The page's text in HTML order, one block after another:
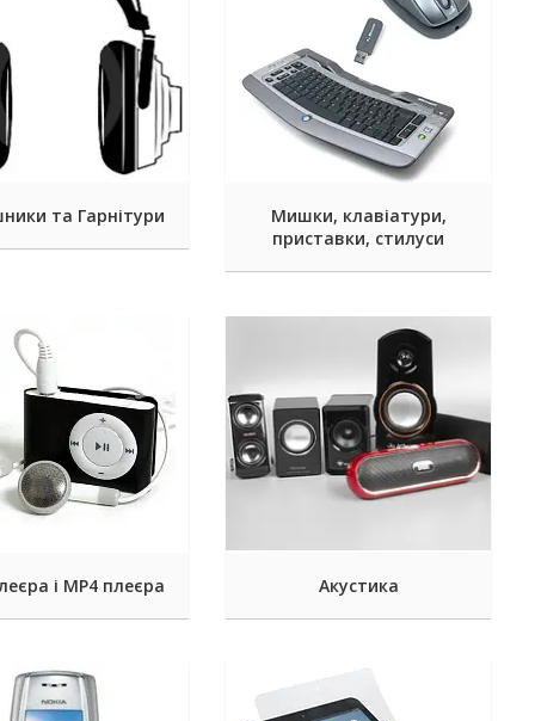
та Гарнітури
Мишки, клавіатури,
приставки, стилуси
і MP4 плеєра Акустика